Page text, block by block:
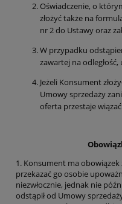
Oświadczenie, o
złożyć także na
nr 2 do Ustawy oraz
W przypadku
zawartej na
Jeżeli Konsument
Umowy sprzedaży
oferta przestaje
1. Konsument ma
przekazać go osobie
niezwłocznie, jednak nie
odstąpił od Umowy